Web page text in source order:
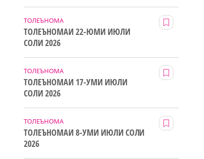
ТОЛЕЪНОМА
ТОЛЕЪНОМАИ 22-ЮМИ ИЮЛИ
СОЛИ 2026
ТОЛЕЪНОМА
ТОЛЕЪНОМАИ 17-УМИ ИЮЛИ
СОЛИ 2026
ТОЛЕЪНОМА
ТОЛЕЪНОМАИ 8-УМИ ИЮЛИ СОЛИ
2026